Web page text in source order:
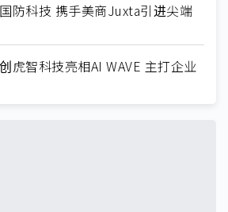
防科技 携手美商Juxta引进尖端
虎智科技亮相AI WAVE 主打企业